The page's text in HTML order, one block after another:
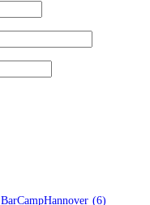
BarCampHannover (6)